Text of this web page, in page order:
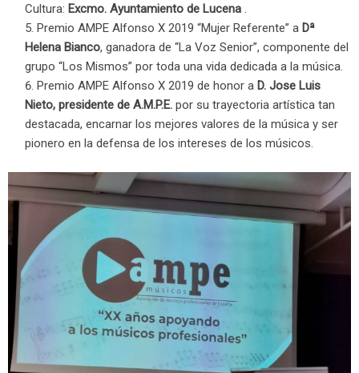
Cultura: Excmo. Ayuntamiento de Lucena .
Premio AMPE Alfonso X 2019 “Mujer Referente” a Dª
Helena Bianco, ganadora de “La Voz Senior”, componente del
grupo “Los Mismos” por toda una vida dedicada a la música.
Premio AMPE Alfonso X 2019 de honor a D. Jose Luis
Nieto, presidente de A.M.P.E. por su trayectoria artística tan
destacada, encarnar los mejores valores de la música y ser
pionero en la defensa de los intereses de los músicos.